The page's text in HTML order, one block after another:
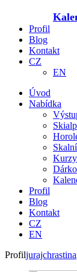
Profil
Blog
Kontakt
CZ
EN
Úvod
Nabídka
Kurzy
Profil
Blog
Kontakt
CZ
EN
Profiljurajchrastina